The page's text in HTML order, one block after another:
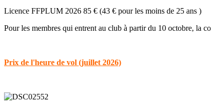
Licence FFPLUM 2026 85 € (43 € pour les moins de 25 ans )
Pour les membres qui entrent au club à partir du 10 octobre, la
Prix de l'heure de vol (juillet 2026)